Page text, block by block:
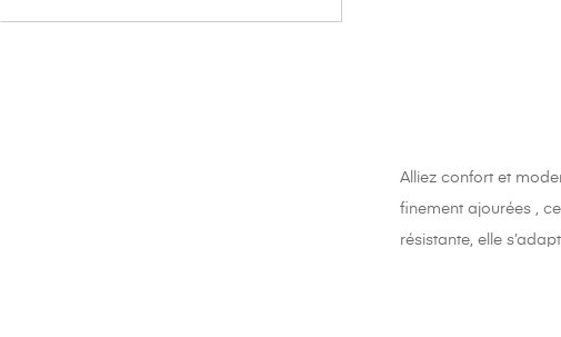
Alliez confort et
finement ajourées ,
résistante, elle